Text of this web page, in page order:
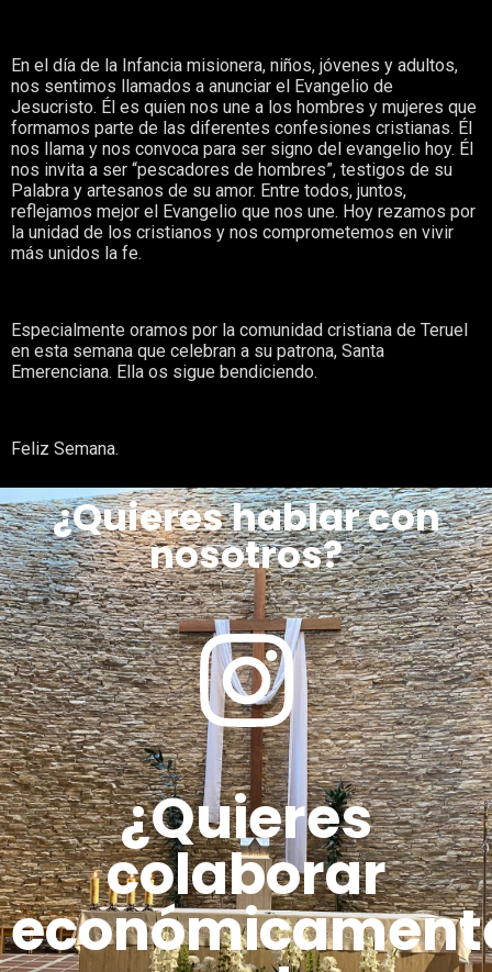
En el día de la Infancia misionera, niños, jóvenes y adultos,
nos sentimos llamados a anunciar el Evangelio de
Jesucristo. Él es quien nos une a los hombres y mujeres que
formamos parte de las diferentes confesiones cristianas. Él
nos llama y nos convoca para ser signo del evangelio hoy. Él
nos invita a ser “pescadores de hombres”, testigos de su
Palabra y artesanos de su amor. Entre todos, juntos,
reflejamos mejor el Evangelio que nos une. Hoy rezamos por
la unidad de los cristianos y nos comprometemos en vivir
más unidos la fe.
Especialmente oramos por la comunidad cristiana de Teruel
en esta semana que celebran a su patrona, Santa
Emerenciana. Ella os sigue bendiciendo.
Feliz Semana.
¿Quieres hablar con
nosotros?
¿Quieres
colaborar